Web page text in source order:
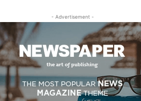
- Advertisement -